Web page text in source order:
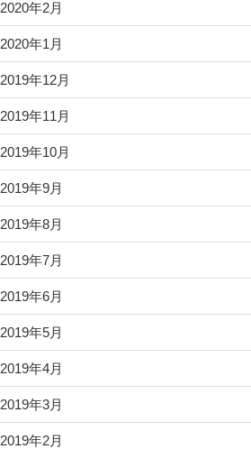
2020年2月
2020年1月
2019年12月
2019年11月
2019年10月
2019年9月
2019年8月
2019年7月
2019年6月
2019年5月
2019年4月
2019年3月
2019年2月